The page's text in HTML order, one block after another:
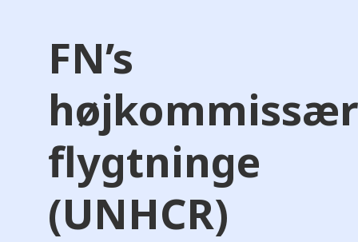
FN’s
flygtninge
(UNHCR)